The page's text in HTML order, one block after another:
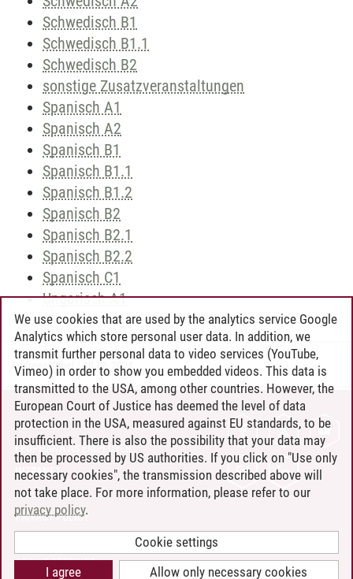
Schwedisch B1
Schwedisch B1.1
Schwedisch B2
sonstige Zusatzveranstaltungen
Spanisch A1
Spanisch A2
Spanisch B1
Spanisch B1.1
Spanisch B1.2
Spanisch B2
Spanisch B2.1
Spanisch B2.2
Spanisch C1
Ungarisch A1
Andreea Tribel 30.06.2024
CONTACT
LEUPHANA AS EMPLOYER
INTRANET
SITE NOTICE
PRIVACY POLICY
COOKIE SETTINGS
We use cookies that are used by the analytics service Google
Analytics which store personal user data. In addition, we
transmit further personal data to video services (YouTube,
Vimeo) in order to show you embedded videos. This data is
transmitted to the USA, among other countries. However, the
European Court of Justice has deemed the level of data
protection in the USA, measured against EU standards, to be
insufficient. There is also the possibility that your data may
then be processed by US authorities. If you click on "Use only
necessary cookies", the transmission described above will
not take place. For more information, please refer to our
privacy policy.
Cookie settings
Allow only necessary cookies
I agree